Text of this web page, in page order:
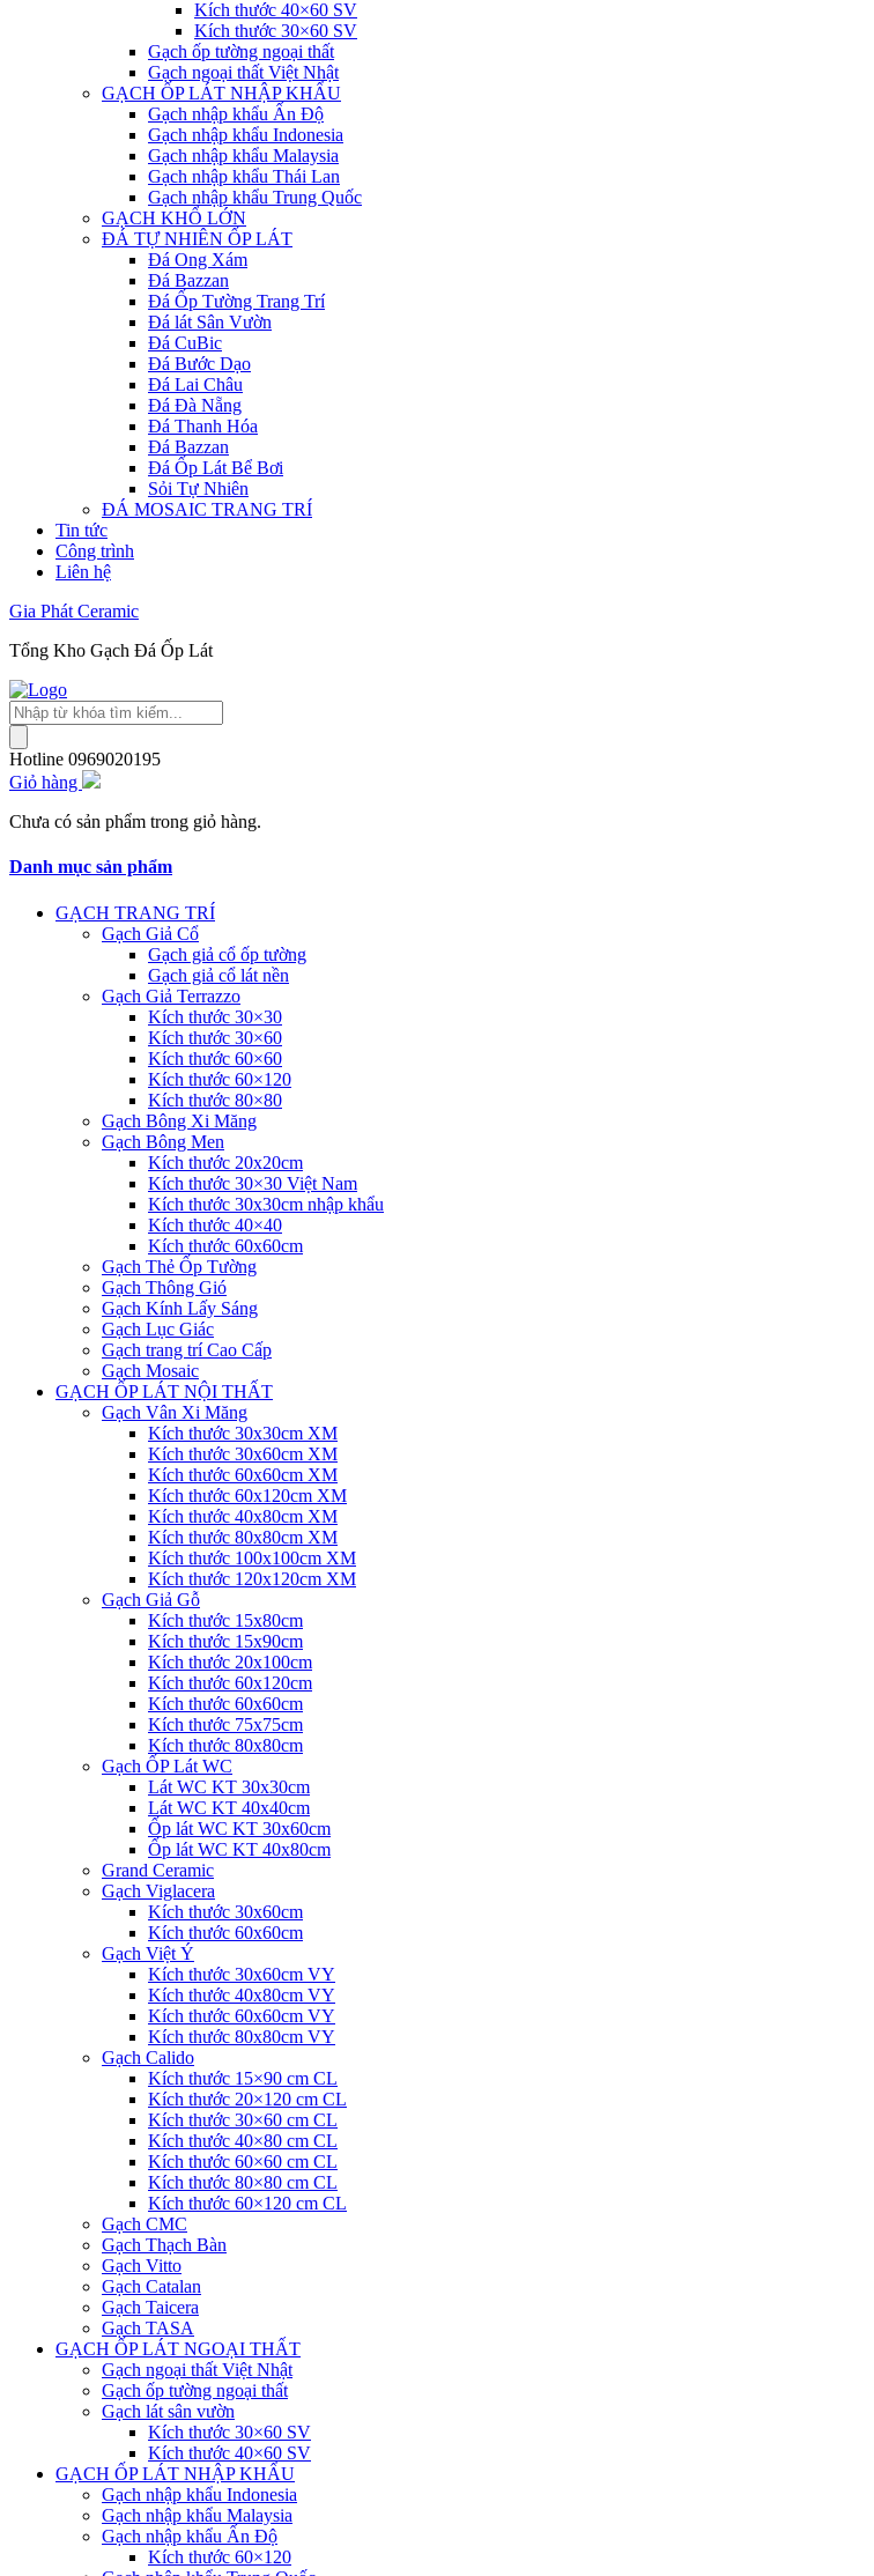
Kích thước 40×60 SV
Kích thước 30×60 SV
Gạch ốp tường ngoại thất
Gạch ngoại thất Việt Nhật
GẠCH ỐP LÁT NHẬP KHẨU
Gạch nhập khẩu Ấn Độ
Gạch nhập khẩu Indonesia
Gạch nhập khẩu Malaysia
Gạch nhập khẩu Thái Lan
Gạch nhập khẩu Trung Quốc
GẠCH KHỔ LỚN
ĐÁ TỰ NHIÊN ỐP LÁT
Đá Ong Xám
Đá Bazzan
Đá Ốp Tường Trang Trí
Đá lát Sân Vườn
Đá CuBic
Đá Bước Dạo
Đá Lai Châu
Đá Đà Nẵng
Đá Thanh Hóa
Đá Bazzan
Đá Ốp Lát Bể Bơi
Sỏi Tự Nhiên
ĐÁ MOSAIC TRANG TRÍ
Tin tức
Công trình
Liên hệ
Gia Phát Ceramic
Tổng Kho Gạch Đá Ốp Lát
Tìm
kiếm
sản
phẩm
Hotline 0969020195
Giỏ hàng
Chưa có sản phẩm trong giỏ hàng.
Danh mục sản phẩm
GẠCH TRANG TRÍ
Gạch Giả Cổ
Gạch giả cổ ốp tường
Gạch giả cổ lát nền
Gạch Giả Terrazzo
Kích thước 30×30
Kích thước 30×60
Kích thước 60×60
Kích thước 60×120
Kích thước 80×80
Gạch Bông Xi Măng
Gạch Bông Men
Kích thước 20x20cm
Kích thước 30×30 Việt Nam
Kích thước 30x30cm nhập khẩu
Kích thước 40×40
Kích thước 60x60cm
Gạch Thẻ Ốp Tường
Gạch Thông Gió
Gạch Kính Lấy Sáng
Gạch Lục Giác
Gạch trang trí Cao Cấp
Gạch Mosaic
GẠCH ỐP LÁT NỘI THẤT
Gạch Vân Xi Măng
Kích thước 30x30cm XM
Kích thước 30x60cm XM
Kích thước 60x60cm XM
Kích thước 60x120cm XM
Kích thước 40x80cm XM
Kích thước 80x80cm XM
Kích thước 100x100cm XM
Kích thước 120x120cm XM
Gạch Giả Gỗ
Kích thước 15x80cm
Kích thước 15x90cm
Kích thước 20x100cm
Kích thước 60x120cm
Kích thước 60x60cm
Kích thước 75x75cm
Kích thước 80x80cm
Gạch ỐP Lát WC
Lát WC KT 30x30cm
Lát WC KT 40x40cm
Ốp lát WC KT 30x60cm
Ốp lát WC KT 40x80cm
Grand Ceramic
Gạch Viglacera
Kích thước 30x60cm
Kích thước 60x60cm
Gạch Việt Ý
Kích thước 30x60cm VY
Kích thước 40x80cm VY
Kích thước 60x60cm VY
Kích thước 80x80cm VY
Gạch Calido
Kích thước 15×90 cm CL
Kích thước 20×120 cm CL
Kích thước 30×60 cm CL
Kích thước 40×80 cm CL
Kích thước 60×60 cm CL
Kích thước 80×80 cm CL
Kích thước 60×120 cm CL
Gạch CMC
Gạch Thạch Bàn
Gạch Vitto
Gạch Catalan
Gạch Taicera
Gạch TASA
GẠCH ỐP LÁT NGOẠI THẤT
Gạch ngoại thất Việt Nhật
Gạch ốp tường ngoại thất
Gạch lát sân vườn
Kích thước 30×60 SV
Kích thước 40×60 SV
GẠCH ỐP LÁT NHẬP KHẨU
Gạch nhập khẩu Indonesia
Gạch nhập khẩu Malaysia
Gạch nhập khẩu Ấn Độ
Kích thước 60×120